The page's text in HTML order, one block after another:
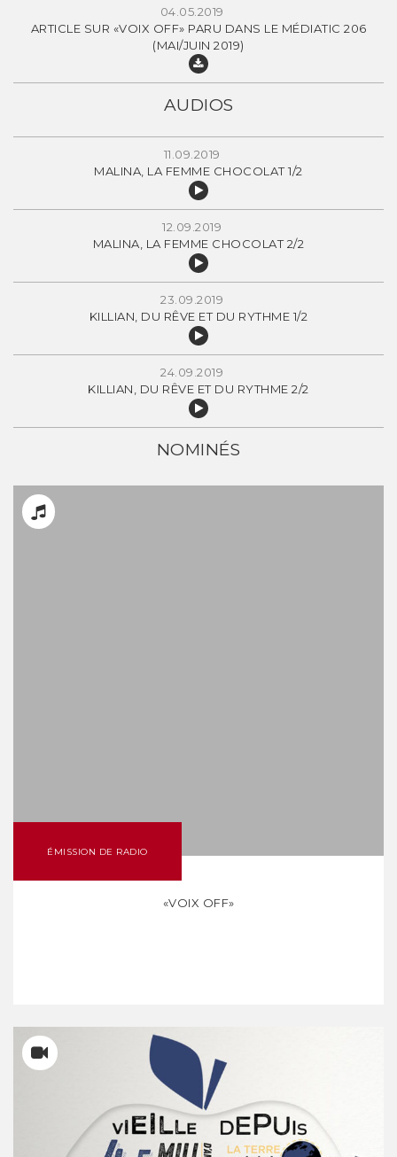
04.05.2019
ARTICLE SUR «VOIX OFF» PARU DANS LE MÉDIATIC 206
(MAI/JUIN 2019)
AUDIOS
11.09.2019
MALINA, LA FEMME CHOCOLAT 1/2
12.09.2019
MALINA, LA FEMME CHOCOLAT 2/2
23.09.2019
KILLIAN, DU RÊVE ET DU RYTHME 1/2
24.09.2019
KILLIAN, DU RÊVE ET DU RYTHME 2/2
NOMINÉS
ÉMISSION DE RADIO
«VOIX OFF»